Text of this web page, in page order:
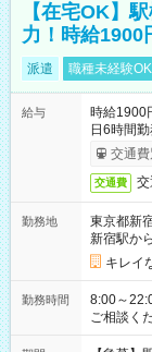
【在宅OK】
力！時給1900
派遣 職種未経験OK
給与
時給
日6時間
交通費
交通費
勤務地
東京都新
新宿駅か
キレイ
勤務時間
8:00～
ご相談く